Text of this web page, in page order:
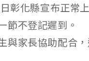
彰化縣宣布正常
節不登記遲到。
與家長協助配合